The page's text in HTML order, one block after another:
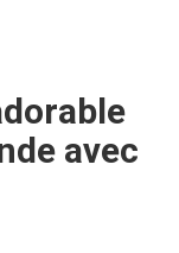
avec